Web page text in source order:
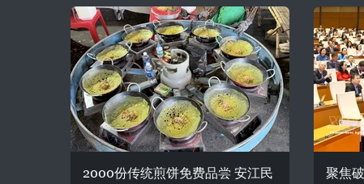
2000份传统煎饼免费品尝 安江民
聚焦